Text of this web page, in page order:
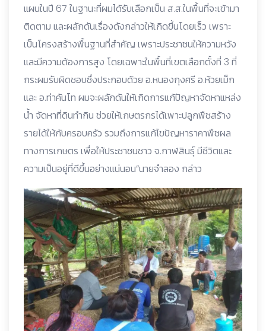
แผนในปี 67 ในฐานะที่ผมได้รับเลือกเป็น ส.ส.ในพื้นที่จะเข้ามา
ติดตาม และผลักดันเรื่องดังกล่าวให้เกิดขึ้นโดยเร็ว เพราะ
เป็นโครงสร้างพื้นฐานที่สำคัญ เพราะประชาชนให้ความหวัง
และมีความต้องการสูง โดยเฉพาะในพื้นที่เขตเลือกตั้งที่ 3 ที่
กระผมรับผิดชอบซึ่งประกอบด้วย อ.หนองกุงศรี อ.ห้วยเม็ก
และ อ.ท่าคันโท ผมจะผลักดันให้เกิดการแก้ปัญหาจัดหาแหล่ง
น้ำ จัดหาที่ดินทำกิน ช่วยให้เกษตรกรได้เพาะปลูกพืชสร้าง
รายได้ให้กับครอบครัว รวมถึงการแก้ไขปัญหาราคาพืชผล
ทางการเกษตร เพื่อให้ประชาชนชาว จ.กาฬสินธุ์ มีชีวิตและ
ความเป็นอยู่ที่ดีขึ้นอย่างแน่นอน”นายจำลอง กล่าว